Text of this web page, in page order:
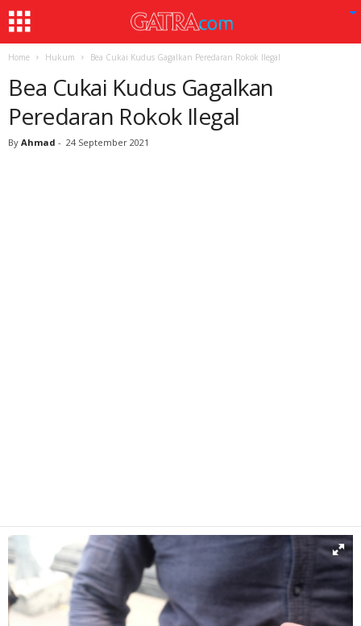
Home Hukum Bea Cukai Kudus Gagalkan Peredaran Rokok Ilegal
Bea Cukai Kudus Gagalkan
Peredaran Rokok Ilegal
By Ahmad - 24 September 2021